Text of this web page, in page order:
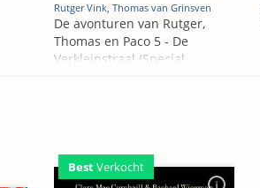
Rutger Vink, Thomas van Grinsven
De avonturen van Rutger,
Thomas en Paco 5 - De
Verkleinstraal (Special
BestVerkocht